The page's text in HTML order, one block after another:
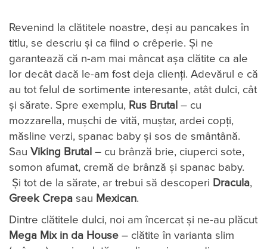
Revenind la clătitele noastre, deși au pancakes în
titlu, se descriu și ca fiind o crêperie. Și ne
garantează că n-am mai mâncat așa clătite ca ale
lor decât dacă le-am fost deja clienți. Adevărul e că
au tot felul de sortimente interesante, atât dulci, cât
și sărate. Spre exemplu, Rus Brutal – cu
mozzarella, mușchi de vită, muștar, ardei copți,
măsline verzi, spanac baby și sos de smântână.
Sau Viking Brutal – cu brânză brie, ciuperci sote,
somon afumat, cremă de brânză și spanac baby.
Și tot de la sărate, ar trebui să descoperi Dracula,
Greek Crepa sau Mexican.
Dintre clătitele dulci, noi am încercat și ne-au plăcut
Mega Mix in da House – clătite în varianta slim